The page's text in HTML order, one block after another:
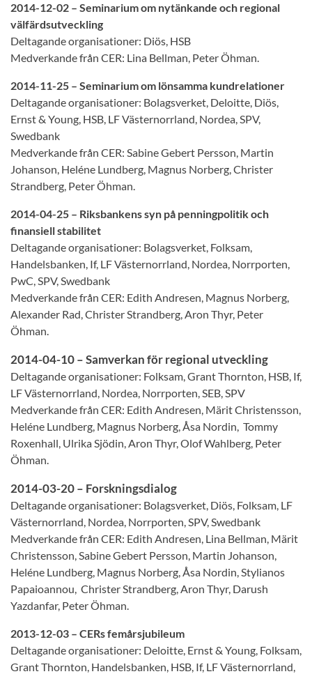
2014-12-02 – Seminarium om nytänkande och regional
välfärdsutveckling
Deltagande organisationer: Diös, HSB
Medverkande från CER: Lina Bellman, Peter Öhman.
2014-11-25 – Seminarium om lönsamma kundrelationer
Deltagande organisationer: Bolagsverket, Deloitte, Diös,
Ernst & Young, HSB, LF Västernorrland, Nordea, SPV,
Swedbank
Medverkande från CER: Sabine Gebert Persson, Martin
Johanson, Heléne Lundberg, Magnus Norberg, Christer
Strandberg, Peter Öhman.
2014-04-25 – Riksbankens syn på penningpolitik och
finansiell stabilitet
Deltagande organisationer: Bolagsverket, Folksam,
Handelsbanken, If, LF Västernorrland, Nordea, Norrporten,
PwC, SPV, Swedbank
Medverkande från CER: Edith Andresen, Magnus Norberg,
Alexander Rad, Christer Strandberg, Aron Thyr, Peter
Öhman.
2014-04-10 – Samverkan för regional utveckling
Deltagande organisationer: Folksam, Grant Thornton, HSB, If,
LF Västernorrland, Nordea, Norrporten, SEB, SPV
Medverkande från CER: Edith Andresen, Märit Christensson,
Heléne Lundberg, Magnus Norberg, Åsa Nordin, Tommy
Roxenhall, Ulrika Sjödin, Aron Thyr, Olof Wahlberg, Peter
Öhman.
2014-03-20 – Forskningsdialog
Deltagande organisationer: Bolagsverket, Diös, Folksam, LF
Västernorrland, Nordea, Norrporten, SPV, Swedbank
Medverkande från CER: Edith Andresen, Lina Bellman, Märit
Christensson, Sabine Gebert Persson, Martin Johanson,
Heléne Lundberg, Magnus Norberg, Åsa Nordin, Stylianos
Papaioannou, Christer Strandberg, Aron Thyr, Darush
Yazdanfar, Peter Öhman.
2013-12-03 – CERs femårsjubileum
Deltagande organisationer: Deloitte, Ernst & Young, Folksam,
Grant Thornton, Handelsbanken, HSB, If, LF Västernorrland,